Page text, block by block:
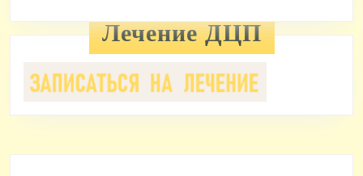
Лечение ДЦП